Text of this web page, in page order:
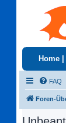
Home
FAQ
Foren-